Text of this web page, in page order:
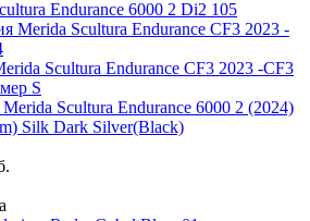
Scultura Endurance 6000 2 (2024)
Silk Dark Silver(Black)